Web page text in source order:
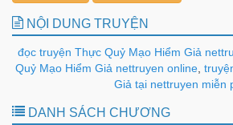
NỘI DUNG TRUYỆN
đọc truyện Thực Quỷ Mạo Hiểm Giả
Quỷ Mạo Hiểm Giả nettruyen online,
Giả tại nettruyen miễn
DANH SÁCH CHƯƠNG